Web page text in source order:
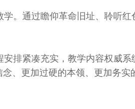
。通过瞻仰革命旧址、聆听
排紧凑充实，教学内容权威
、更加过硬的本领、更加务